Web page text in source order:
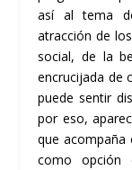
así al tema
atracción de
social, de la
encrucijada de
puede sentir
por eso,
que acompaña
como opción